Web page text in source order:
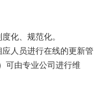
化、规范化。
人员进行在线的更新管
可由专业公司进行维